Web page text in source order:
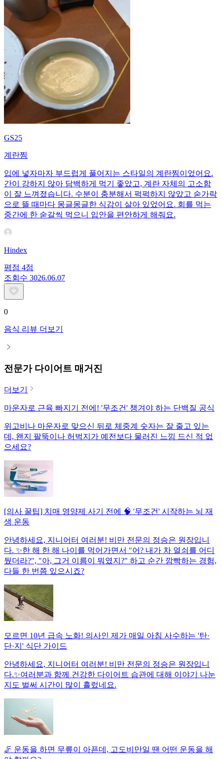
GS25
계란찜
입에 넣자마자 부드럽게 풀어지는 스타일의 계란찜이었어요.
간이 강하지 않아 담백하게 먹기 좋았고, 계란 자체의 고소함
이 잘 느껴졌습니다. 수분이 충분해서 퍽퍽하지 않았고 숟가락
으로 뜰 때마다 몽글몽글한 식감이 살아 있었어요. 회를 먹는
중간에 한 숟갈씩 먹으니 입안을 편안하게 해줘요.
Hindex
평점 4점
조회수 3026.06.07
0
음식 리뷰 더보기
전문가 다이어트 매거진
더보기
마운자로 근육 빠지기 전에! '무조건' 챙겨야 하는 단백질 공식
위고비나 마운자로 맞으신 뒤로 체중계 숫자는 잘 줄고 있는
데, 왠지 팔뚝이나 허벅지가 예전보다 물러진 느낌 드신 적 없
으세요?
[의사 꿀팁] 치매 영양제 사기 전에 🧠 '무조건' 시작하는 뇌 재
생 운동
안녕하세요, 지니어터 여러분! 비만 전문의 정승은 원장입니
다. ✨한 해 한 해 나이를 먹어가면서 "어? 내가 차 열쇠를 어디
뒀더라?", "아, 그거 이름이 뭐였지?" 하고 순간 깜빡하는 경험,
다들 한 번쯤 있으시죠?
모르면 10년 급속 노화! 의사인 제가 매일 아침 사수하는 '탄·
단·지' 식단 가이드
안녕하세요, 지니어터 여러분! 비만 전문의 정승은 원장입니
다.✨여러분과 함께 건강한 다이어트 습관에 대해 이야기 나눈
지도 벌써 시간이 많이 흘렀네요.
🦵 운동을 하면 무릎이 아픈데, 고도비만일 땐 어떤 운동을 해